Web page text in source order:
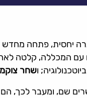
יחסית, פתחה
עם המכללה, קלטה
שחר
שם, ומעבר לכך,